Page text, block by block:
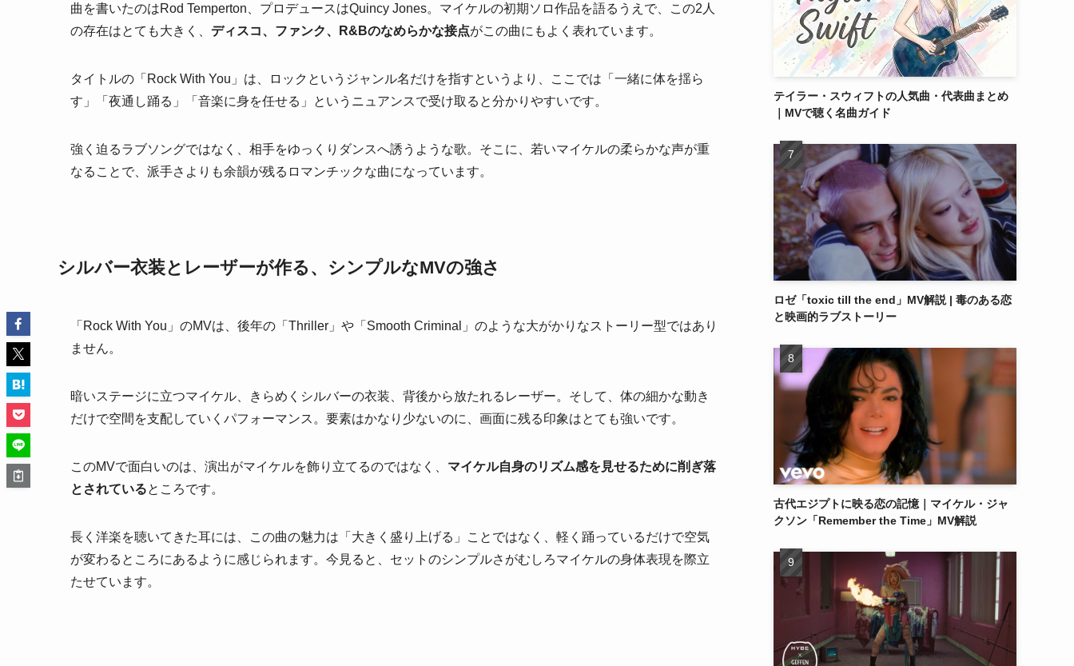
曲を書いたのはRod Temperton、プロデュースはQuincy Jones。マイケルの初期ソロ作品を語るうえで、この2人
の存在はとても大きく、 ディスコ、ファンク、R&Bのなめらかな接点がこの曲にもよく表れています。
タイトルの「Rock With You」は、ロックというジャンル名だけを指すというより、ここでは「一緒に体を揺ら
す」「夜通し踊る」「音楽に身を任せる」というニュアンスで受け取ると分かりやすいです。
強く迫るラブソングではなく、相手をゆっくりダンスへ誘うような歌。そこに、若いマイケルの柔らかな声が重
なることで、派手さよりも余韻が残るロマンチックな曲になっています。
シルバー衣装とレーザーが作る、シンプルなMVの強さ
「Rock With You」のMVは、後年の「Thriller」や「Smooth Criminal」のような大がかりなストーリー型ではあり
ません。
暗いステージに立つマイケル、きらめくシルバーの衣装、背後から放たれるレーザー。そして、体の細かな動き
だけで空間を支配していくパフォーマンス。要素はかなり少ないのに、画面に残る印象はとても強いです。
このMVで面白いのは、演出がマイケルを飾り立てるのではなく、 マイケル自身のリズム感を見せるために削ぎ落
とされているところです。
長く洋楽を聴いてきた耳には、この曲の魅力は「大きく盛り上げる」ことではなく、軽く踊っているだけで空気
が変わるところにあるように感じられます。今見ると、セットのシンプルさがむしろマイケルの身体表現を際立
たせています。
テイラー・スウィフトの人気曲・代表曲まとめ
｜MVで聴く名曲ガイド
ロゼ「toxic till the end」MV解説 | 毒のある恋
と映画的ラブストーリー
古代エジプトに映る恋の記憶｜マイケル・ジャ
クソン「Remember the Time」MV解説